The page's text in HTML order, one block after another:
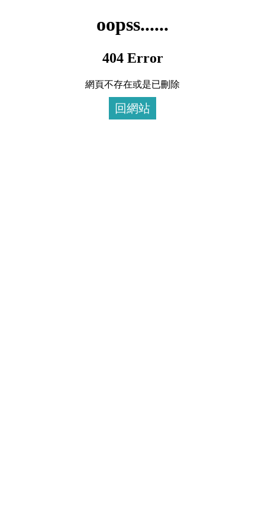
oopss......
404 Error
網頁不存在或是已刪除
回網站